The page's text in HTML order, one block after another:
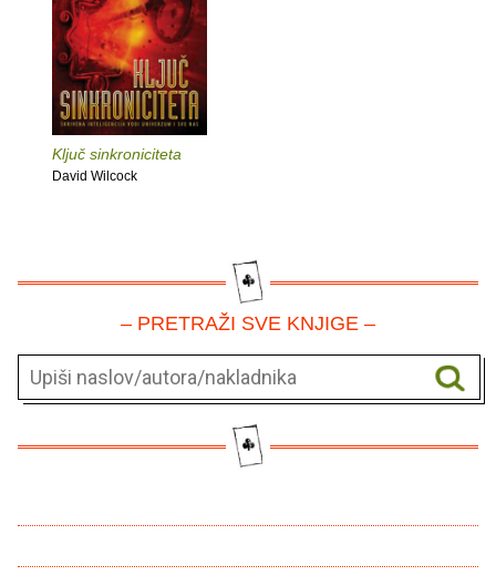
Ključ sinkroniciteta
David Wilcock
– PRETRAŽI SVE KNJIGE –